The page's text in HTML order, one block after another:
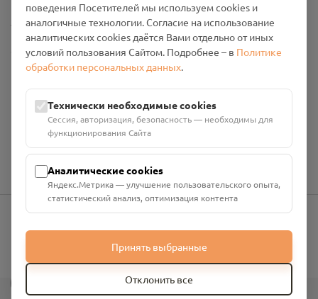
Настройки cookies
Общество с ограниченной ответственностью «Смоленский
Проект Помним»
Юридический адрес: 216790, Смоленская область, р-н
Руднянский, г. Рудня, улица Западная, д. 26А, пом. 18
Номер счёта: 40702810901130004287 в АО "АЛЬФА-БАНК"
Кор. счёт: 30101810200000000593
info@pomnim.online
поведения Посетителей мы используем cookies и
аналогичные технологии. Согласие на использование
аналитических cookies даётся Вами отдельно от иных
условий пользования Сайтом. Подробнее – в Политике
обработки персональных данных.
Технически необходимые cookies
Сессия, авторизация, безопасность — необходимы для
функционирования Сайта
Аналитические cookies
Яндекс.Метрика — улучшение пользовательского опыта,
статистический анализ, оптимизация контента
Принять выбранные
Отклонить все